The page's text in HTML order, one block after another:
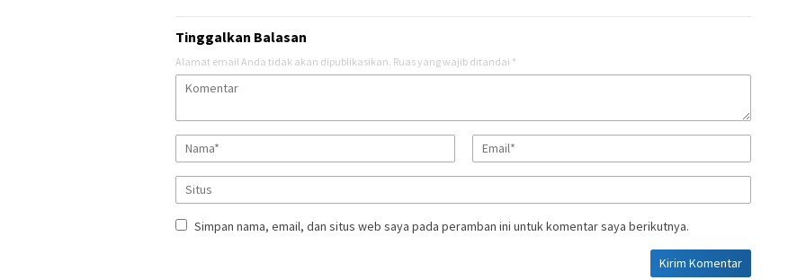
Tinggalkan Balasan
Alamat email Anda tidak akan dipublikasikan. Ruas yang wajib ditandai *
Simpan nama, email, dan situs web saya pada peramban ini untuk komentar saya berikutnya.